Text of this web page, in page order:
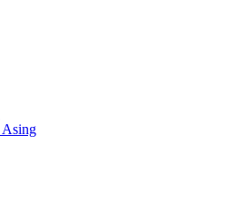
Asing